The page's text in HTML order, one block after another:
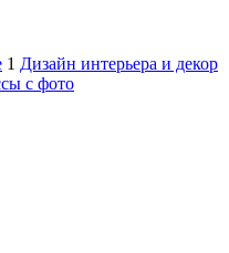
1 Дизайн интерьера и декор
с фото